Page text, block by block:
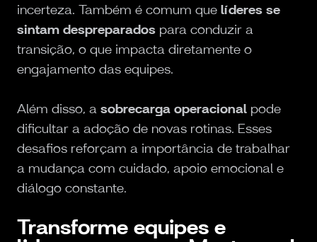
incerteza. Também é comum que líderes se
sintam despreparados para conduzir a
transição, o que impacta diretamente o
engajamento das equipes.
Além disso, a sobrecarga operacional pode
dificultar a adoção de novas rotinas. Esses
desafios reforçam a importância de trabalhar
a mudança com cuidado, apoio emocional e
diálogo constante.
Transforme equipes e